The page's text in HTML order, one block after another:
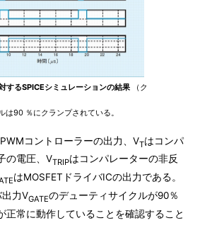
するSPICEシミュレーションの結果 （ク
は90 ％にクランプされている。
コントローラーの出力、VTはコンパ
の電圧、VTRIPはコンパレーターの非反
はMOSFETドライバICの出力である。
力VGATEのデューティサイクルが90％
正常に動作していることを確認すること